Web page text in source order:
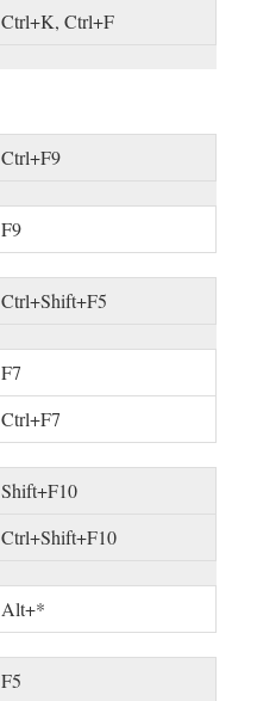
Ctrl+K, Ctrl+F
Ctrl+F9
F9
Ctrl+Shift+F5
F7
Ctrl+F7
Shift+F10
Ctrl+Shift+F10
Alt+*
F5